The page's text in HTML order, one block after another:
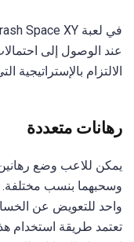
عند الوصول إلى
الالتزام بالإستراتيجية
رهانات متعددة
وسحبهما بنسب مختلفة.
واحد للتعويض عن
تعتمد طريقة استخدام